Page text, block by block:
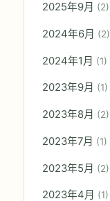
2025年9月 (2)
2024年6月 (2)
2024年1月 (1)
2023年9月 (1)
2023年8月 (2)
2023年7月 (1)
2023年5月 (2)
2023年4月 (1)